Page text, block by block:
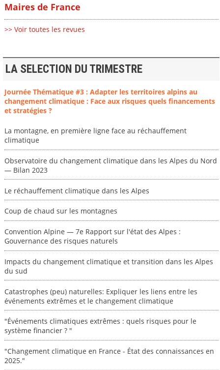
Maires de France
>> Voir toutes les revues
LA SELECTION DU TRIMESTRE
Journée Thématique #3 : Adapter les territoires alpins au
changement climatique : Face aux risques quels financements
et stratégies ?
La montagne, en première ligne face au réchauffement
climatique
Observatoire du changement climatique dans les Alpes du Nord
— Bilan 2023
Le réchauffement climatique dans les Alpes
Coup de chaud sur les montagnes
Convention Alpine — 7e Rapport sur l'état des Alpes :
Gouvernance des risques naturels
Impacts du changement climatique et transition dans les Alpes
du sud
Catastrophes (peu) naturelles: Expliquer les liens entre les
événements extrêmes et le changement climatique
"Événements climatiques extrêmes : quels risques pour le
système financier ? "
"Changement climatique en France - État des connaissances en
2025."